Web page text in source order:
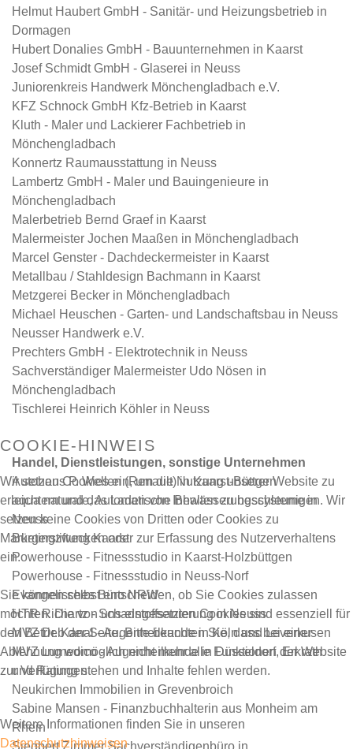
Helmut Haubert GmbH - Sanitär- und Heizungsbetrieb in
Dormagen
Hubert Donalies GmbH - Bauunternehmen in Kaarst
Josef Schmidt GmbH - Glaserei in Neuss
Juniorenkreis Handwerk Mönchengladbach e.V.
KFZ Schnock GmbH Kfz-Betrieb in Kaarst
Kluth - Maler und Lackierer Fachbetrieb in
Mönchengladbach
Konnertz Raumausstattung in Neuss
Lambertz GmbH - Maler und Bauingenieure in
Mönchengladbach
Malerbetrieb Bernd Graef in Kaarst
Malermeister Jochen Maaßen in Mönchengladbach
Marcel Genster - Dachdeckermeister in Kaarst
Metallbau / Stahldesign Bachmann in Kaarst
Metzgerei Becker in Mönchengladbach
Michael Heuschen - Garten- und Landschaftsbau in Neuss
Neusser Handwerk e.V.
Prechters GmbH - Elektrotechnik in Neuss
Sachverständiger Malermeister Udo Nösen in
Mönchengladbach
Tischlerei Heinrich Köhler in Neuss
Handel, Dienstleistungen, sonstige Unternehmen
Autohaus P. Wellen (Renault) in Kaarst-Büttgen
aqua naturale, Automatische Bewässerungssysteme in
Neuss
Bürgerstiftung Kaarst
Powerhouse - Fitnessstudio in Kaarst-Holzbüttgen
Powerhouse - Fitnessstudio in Neuss-Norf
Evangelisches Büro NRW
HTR Richartz - Schadstoffsanierung in Neuss
MVZ Dr. Kanal - Augenheilkunde in Köln undLeverkusen
MVZ Lumedico - Augenheilkunde in Düsseldorf, Erkrath
und Ratingen
Neukirchen Immobilien in Grevenbroich
Sabine Mansen - Finanzbuchhalterin aus Monheim am
Rhein
Siegbert Zimmer Sachverständigenbüro in
COOKIE-HINWEIS
Wir setzen Cookies ein, um die Nutzung unserer Website zu
erleichtern und das Laden von Inhalten zu beschleunigen. Wir
setzen keine Cookies von Dritten oder Cookies zu
Marketingzwecken oder zur Erfassung des Nutzerverhaltens
ein.
Sie können selbst entscheiden, ob Sie Cookies zulassen
möchten. Die von uns eingesetzten Cookies sind essenziell für
den Betrieb der Seite. Bitte beachten Sie, dass bei einer
Ablehnung womöglich nicht mehr alle Funktionen der Website
zur Verfügung stehen und Inhalte fehlen werden.
Weitere Informationen finden Sie in unseren
Datenschutzhinweisen